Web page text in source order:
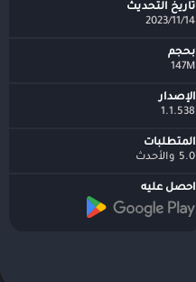
تاريخ التحديث
14‏/11‏/2023
بحجم
147M
الإصدار
1.1.538
المتطلبات
5.0 والأحدث
احصل عليه